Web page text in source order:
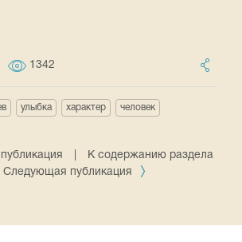
1342
улыбка характер человек
К содержанию раздела
Следующая публикация